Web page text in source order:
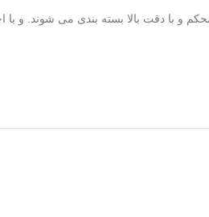
و با دقت بالا بسته بندی می شوند. و